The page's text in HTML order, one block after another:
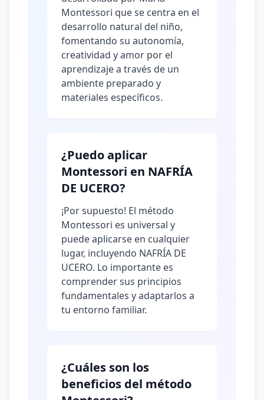
Montessori que se centra en el
desarrollo natural del niño,
fomentando su autonomía,
creatividad y amor por el
aprendizaje a través de un
ambiente preparado y
materiales específicos.
¿Puedo aplicar
Montessori en NAFRÍA
DE UCERO?
¡Por supuesto! El método
Montessori es universal y
puede aplicarse en cualquier
lugar, incluyendo NAFRÍA DE
UCERO. Lo importante es
comprender sus principios
fundamentales y adaptarlos a
tu entorno familiar.
¿Cuáles son los
beneficios del método